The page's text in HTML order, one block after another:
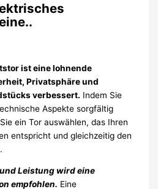
ist eine lohnende
Privatsphäre und
verbessert. Indem Sie
Aspekte sorgfältig
ein Tor auswählen, das Ihren
entspricht und gleichzeitig den
Leistung wird eine
empfohlen. Eine